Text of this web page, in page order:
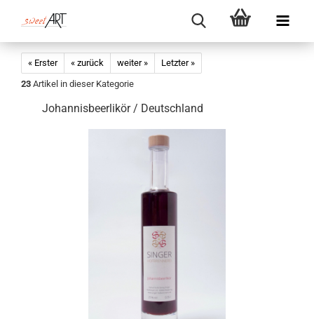
« Erster « zurück weiter »
Letzter »
23 Artikel in dieser Kategorie
Johannisbeerlikör / Deutschland